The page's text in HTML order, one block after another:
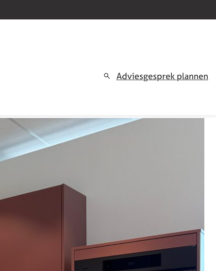
Adviesgesprek plannen